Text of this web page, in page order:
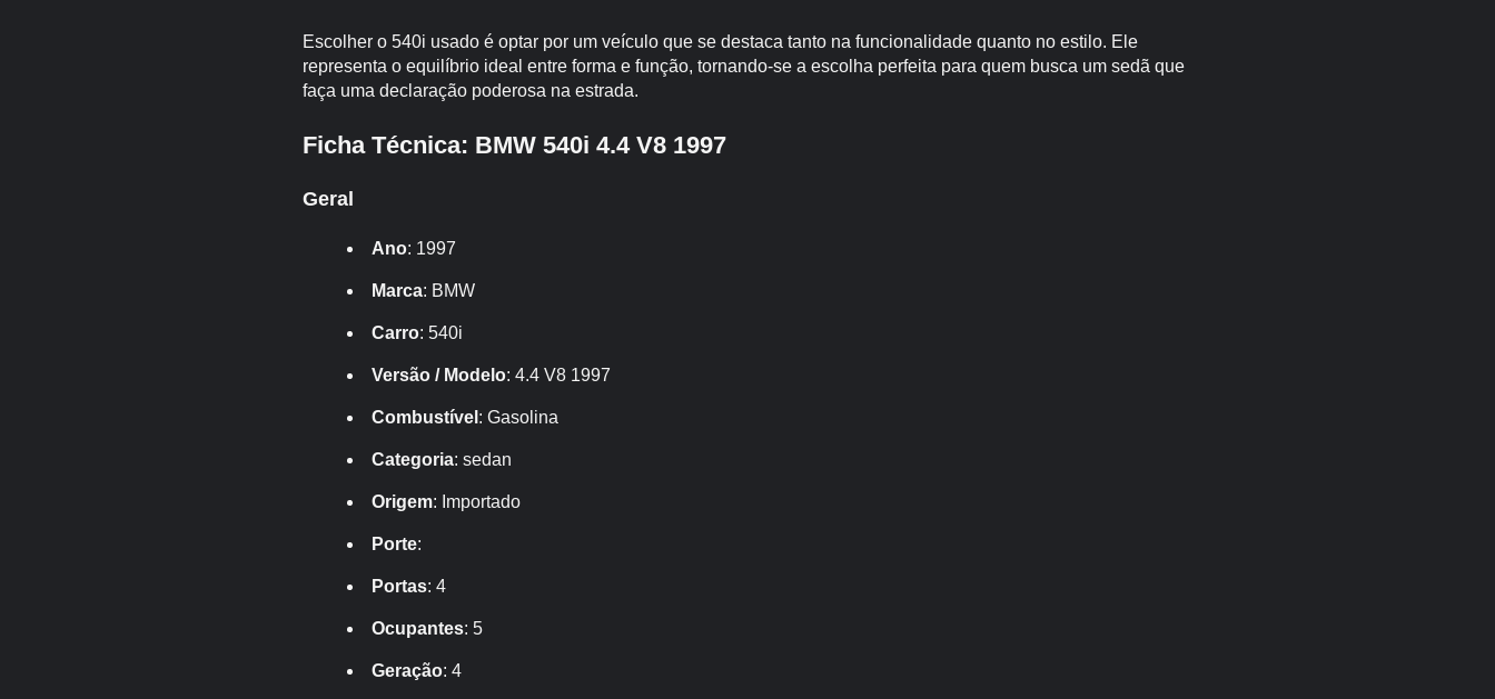
Escolher o 540i usado é optar por um veículo que se destaca tanto na funcionalidade quanto no estilo. Ele
representa o equilíbrio ideal entre forma e função, tornando-se a escolha perfeita para quem busca um sedã que
faça uma declaração poderosa na estrada.
Ficha Técnica: BMW 540i 4.4 V8 1997
Geral
Ano: 1997
Marca: BMW
Carro: 540i
Versão / Modelo: 4.4 V8 1997
Combustível : Gasolina
Categoria: sedan
Origem: Importado
Porte:
Portas: 4
Ocupantes: 5
Geração: 4